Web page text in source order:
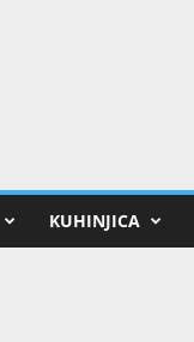
KUHINJICA